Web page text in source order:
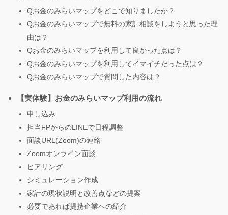
Qお金のみらいマップをどこで知りましたか？
Qお金のみらいマップで無料の家計相談をしようと思った理
由は？
Qお金のみらいマップを利用して良かった点は？
Qお金のみらいマップを利用してイマイチだった点は？
Qお金のみらいマップで質問した内容は？
【実体験】お金のみらいマップ利用の流れ
申し込み
担当FPからのLINEで日程調整
面談URL(Zoom)の連絡
Zoomオンライン面談
ヒアリング
シミュレーション作成
家計の現状説明と改善点などの提案
必要であれば提携企業への紹介